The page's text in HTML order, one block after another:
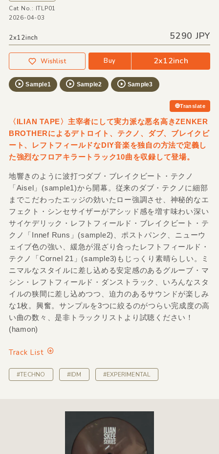
Cat No.: ITLP01
2026-04-03
2x12inch 5290 JPY
Wishlist Buy 2x12inch
Sample1 Sample2 Sample3
Translate
〈ILIAN TAPE〉主宰者にして実力派な悪名高きZENKER
BROTHERによるデトロイト、テクノ、ダブ、ブレイクビ
ート、レフトフィールドなDIY音楽を独自の方法で定義し
た強烈なフロアキラートラック10曲を収録して登場。
地響きのように波打つダブ・ブレイクビート・テクノ
「Aisel」(sample1)から開幕。従来のダブ・テクノに細部
までこだわったエッジの効いたロー強調させ、神秘的なエ
フェクト・シンセサイザーがアシッド感を増す味わい深い
サイケデリック・レフトフィールド・ブレイクビート・テ
クノ「Innef Runs」(sample2)、ポストパンク、ニューウ
ェイブ色の強い、緩急が混ざり合ったレフトフィールド・
テクノ「Cornel 21」(sample3)もじっくり素晴らしい。ミ
ニマルなスタイルに差し込める安定感のあるグルーブ・マ
シン・レフトフィールド・ダンストラック、いろんなスタ
イルの狭間に差し込めつつ、迫力のあるサウンドが楽しみ
な1枚。興奮。サンプルを3つに絞るのがつらい完成度の高
い曲の数々、是非トラックリストより試聴ください！
(hamon)
Track List
#TECHNO #IDM #EXPERIMENTAL